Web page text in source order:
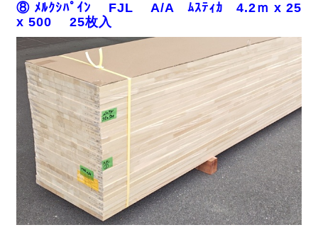
⑧ ﾒﾙｸｼﾊﾟｲﾝ FJL A/A ﾑｽﾃｨｶ 4.2ｍ x 25
x 500 25枚入